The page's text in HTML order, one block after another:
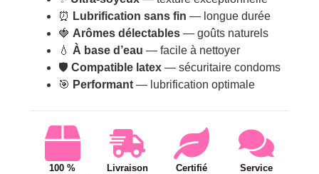
⏰ Lubrification sans fin — longue durée
🍓 Arômes délectables — goûts naturels
💧 À base d’eau — facile à nettoyer
🛡️Compatible latex — sécuritaire condoms
🎯 Performant — lubrification optimale
100 %
Livraison
Certifié
Service